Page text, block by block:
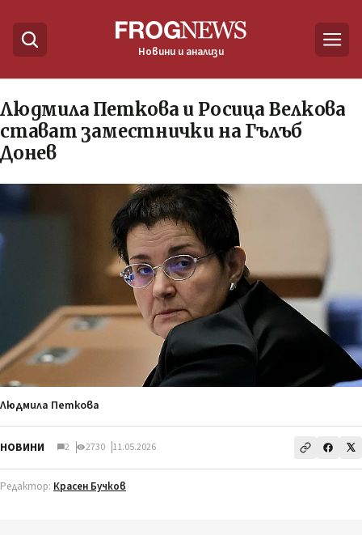
Новини и анализи
Людмила Петкова и Росица Велкова
стават заместнички на Гълъб
Донев
Людмила Петкова
НОВИНИ 2 2730 11.05.2026
Редактор: Красен Бучков